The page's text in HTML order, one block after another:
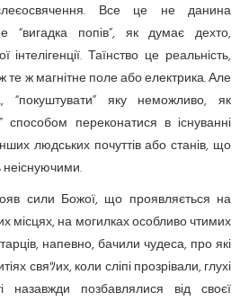
Все це не данина
“вигадка попів”, як думає дехто,
Таїнство це реальність,
те ж магнітне поле або електрика. Але
“покуштувати” яку неможливо, як
способом переконатися в існуванні
людських почуттів або станів, що
неіснуючими.
сили Божої, що проявляється на
місцях, на могилках особливо чтимих
напевно, бачили чудеса, про які
свяﾂих, коли сліпі прозрівали, глухі
назавжди позбавлялися від своєї